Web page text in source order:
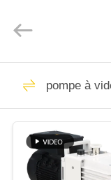
MAISON
PRODUITS
Energy
Equipment
All
Reserved.
pompe à